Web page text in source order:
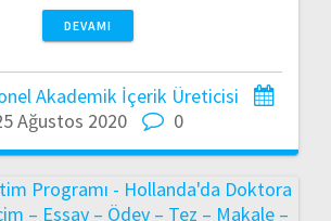
DEVAMI
Akademik İçerik Üreticisi
Ağustos 2020
0